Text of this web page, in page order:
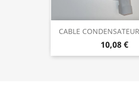
CABLE
10,08 €